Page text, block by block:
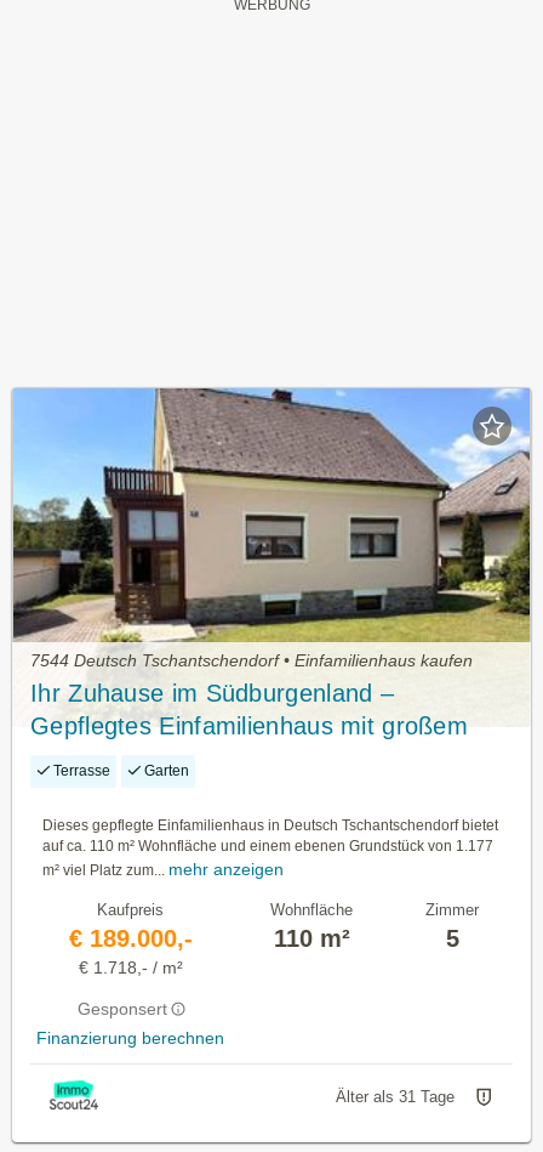
7544 Deutsch Tschantschendorf • Einfamilienhaus kaufen
Ihr Zuhause im Südburgenland –
Gepflegtes Einfamilienhaus mit großem
Garten
Terrasse Garten
Dieses gepflegte Einfamilienhaus in Deutsch Tschantschendorf bietet
auf ca. 110 m² Wohnfläche und einem ebenen Grundstück von 1.177
m² viel Platz zum... mehr anzeigen
Kaufpreis
€ 189.000,-
€ 1.718,- / m²
Gesponsert
Finanzierung berechnen
Wohnfläche
110 m²
Zimmer
5
Älter als 31 Tage